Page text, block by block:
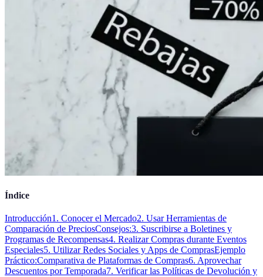
Índice
Introducción1. Conocer el Mercado2. Usar Herramientas de
Comparación de PreciosConsejos:3. Suscribirse a Boletines y
Programas de Recompensas4. Realizar Compras durante Eventos
Especiales5. Utilizar Redes Sociales y Apps de ComprasEjemplo
Práctico:Comparativa de Plataformas de Compras6. Aprovechar
Descuentos por Temporada7. Verificar las Políticas de Devolución y